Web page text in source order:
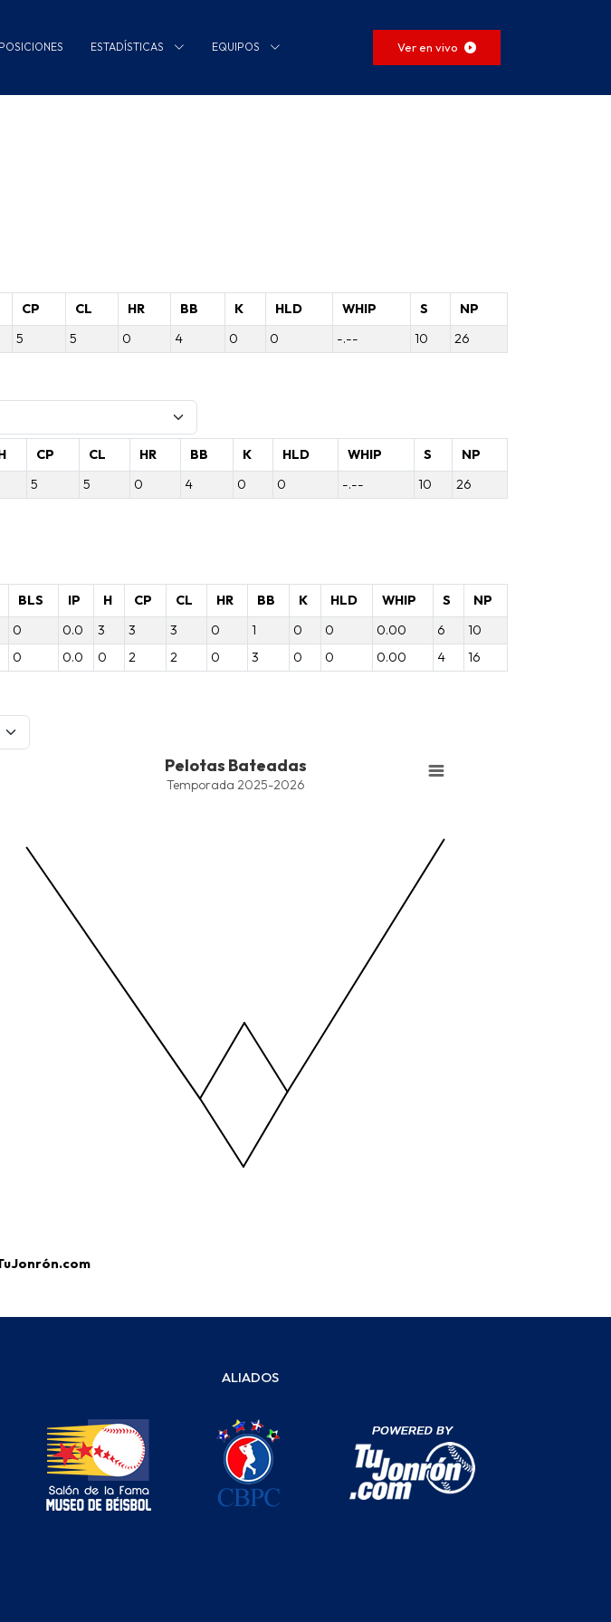
POSICIONES ESTADÍSTICAS EQUIPOS Ver en vivo
CP CL HR BB K HLD WHIP S
NP
5 5 0 4 0 0 -.-- 10 26
CP CL HR BB K HLD WHIP S
NP
5 5 0 4 0 0 -.-- 10 26
BLS IP H CP CL HR BB K HLD WHIP S
NP
0 0.0 3 3 3 0 1 0 0 0.00 6
10
0 0.0 0 2 2 0 3 0 0 0.00 4 16
The chart has 1 X axis displaying values. Data ranges from -2.45 to 245.
The chart has 1 Y axis displaying values. Data ranges from -206.84 to -85.
Pelotas Bateadas
Temporada 2025-2026
ALIADOS